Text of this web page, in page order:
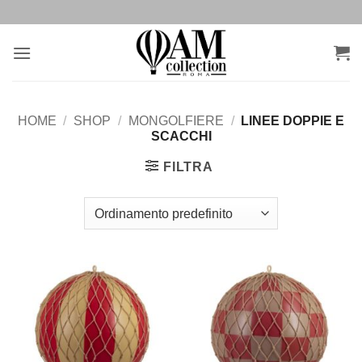
contenuti
HOME / SHOP / MONGOLFIERE /
LINEE DOPPIE E
SCACCHI
FILTRA